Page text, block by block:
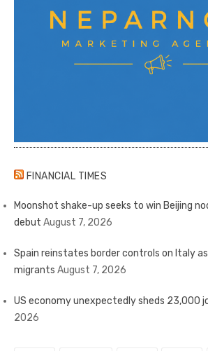
FINANCIAL TIMES
Moonshot shake-up seeks to win Beijing
debut August 7, 2026
Spain reinstates border controls on Italy
migrants August 7, 2026
US economy unexpectedly sheds 23,000
2026